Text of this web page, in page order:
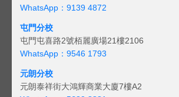
WhatsApp：9139 4872
屯門分校
屯門屯喜路2號栢麗廣場21樓2106
WhatsApp：9546 1793
元朗分校
元朗泰祥街大鴻輝商業大廈7樓A2